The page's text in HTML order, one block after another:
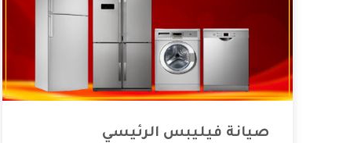
صيانة فيليبس الرئيسي